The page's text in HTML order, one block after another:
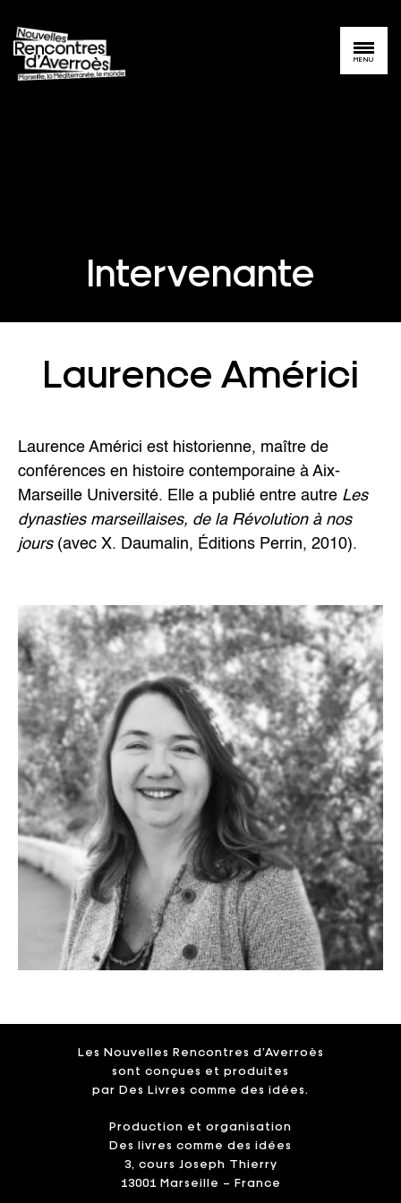
MENU
Intervenante
Laurence Américi
Laurence Américi est historienne, maître de
conférences en histoire contemporaine à Aix-
Marseille Université. Elle a publié entre autre Les
dynasties marseillaises, de la Révolution à nos
jours(avec X. Daumalin, Éditions Perrin, 2010).
Les Nouvelles Rencontres d’Averroès
sont conçues et produites
par Des Livres comme des idées.
Production et organisation
Des livres comme des idées
3, cours Joseph Thierry
13001 Marseille – France